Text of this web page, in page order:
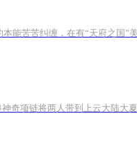
能苦苦纠缠，在有“天府之国